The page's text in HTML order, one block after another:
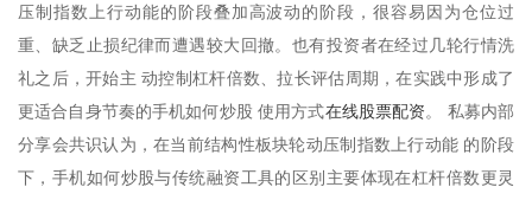
压制指数上行动能的阶段叠加高波动的阶段，很容易因为仓位过
重、缺乏止损纪律而遭遇较大回撤。也有投资者在经过几轮行情洗
礼之后，开始主 动控制杠杆倍数、拉长评估周期，在实践中形成了
更适合自身节奏的手机如何炒股 使用方式在线股票配资。 私募内部
分享会共识认为，在当前结构性板块轮动压制指数上行动能 的阶段
下，手机如何炒股与传统融资工具的区别主要体现在杠杆倍数更灵